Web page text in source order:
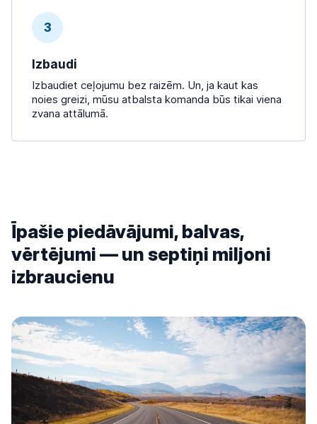
3
Izbaudi
Izbaudiet ceļojumu bez raizēm. Un, ja kaut kas
noies greizi, mūsu atbalsta komanda būs tikai viena
zvana attālumā.
Īpašie piedāvājumi, balvas,
vērtējumi — un septiņi miljoni
izbraucienu